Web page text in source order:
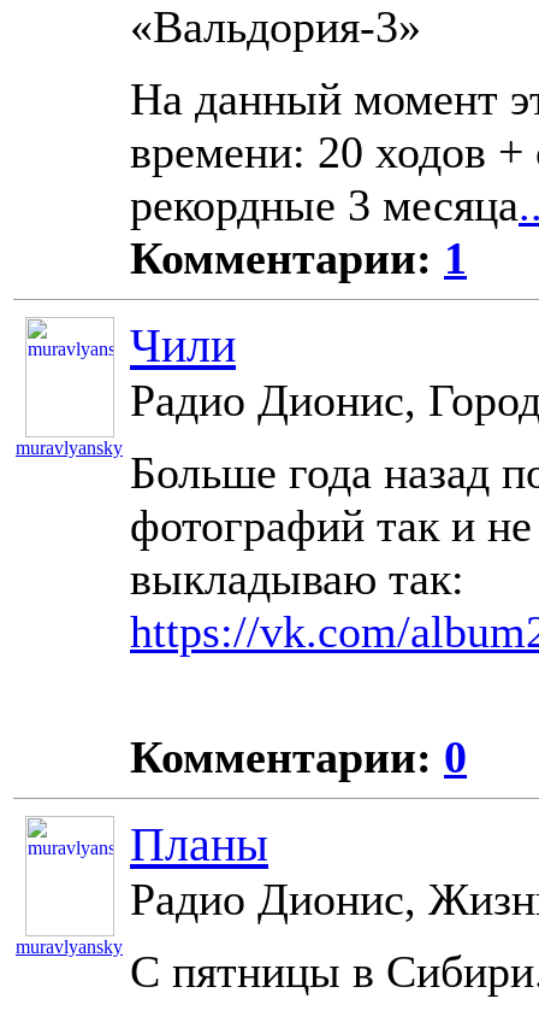
«Вальдория-3»
На данный момент
времени: 20 ходов +
рекордные 3 месяца
Комментарии: 1
muravlyansky
Чили
Радио Дионис,
Больше года назад
фотографий так и
выкладываю так:
https://vk.com/
Комментарии: 0
muravlyansky
Планы
Радио Дионис,
С пятницы в